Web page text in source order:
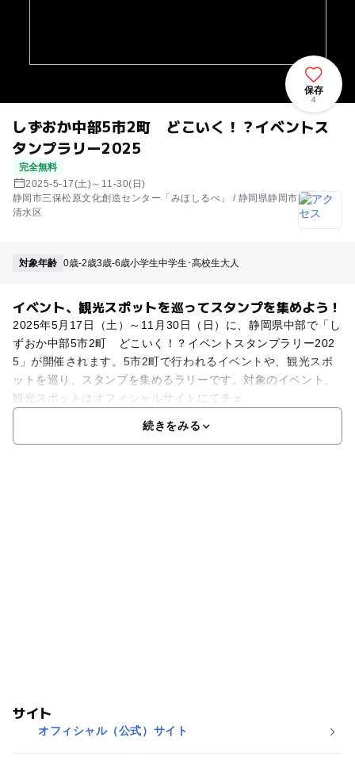
しずおか中部5市2町 どこいく！？イベントス
タンプラリー2025
完全無料
2025-5-17(土)～11-30(日)
静岡市三保松原文化創造センター「みほしるべ」 / 静岡県静岡市
清水区
保存
4
対象年齢 0歳-2歳3歳-6歳小学生中学生･高校生大人
イベント、観光スポットを巡ってスタンプを集めよう！
2025年5月17日（土）～11月30日（日）に、静岡県中部で「し
ずおか中部5市2町 どこいく！？イベントスタンプラリー202
5」が開催されます。5市2町で行われるイベントや、観光スポ
ットを巡り、スタンプを集めるラリーです。対象のイベント、
観光スポットはオフィシャルサイトにてチェ
続きをみる
サイト
オフィシャル（公式）サイト